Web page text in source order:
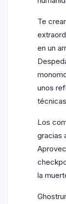
Te
en un
unos
Los
gracias
la